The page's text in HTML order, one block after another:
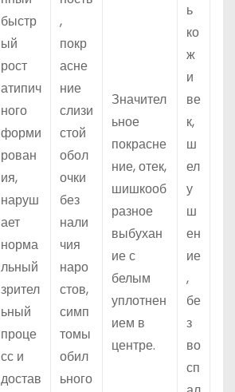
быстр
ый
рост
атипич
ного
форми
рован
ия,
наруш
ает
норма
льный
зрител
ьный
проце
сс и
достав
,
покр
асне
ние
слизи
стой
обол
очки
без
нали
чия
наро
стов,
симп
томы
обил
ьного
Значител
ьное
покрасне
ние, отек,
шишкооб
разное
выбухан
ие с
белым
уплотнен
ием в
центре.
ь
ко
ж
и
ве
к,
ш
ел
у
ш
ен
ие
,
бе
з
во
сп